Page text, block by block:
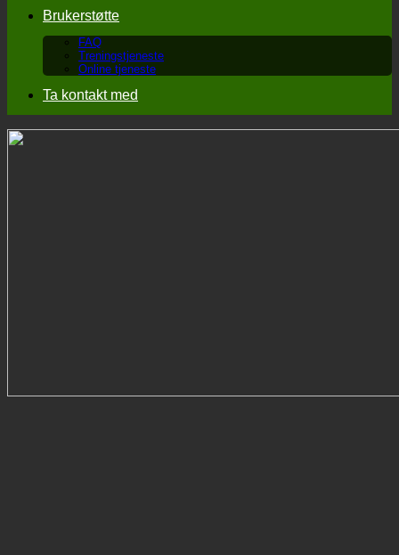
Brukerstøtte
FAQ
Treningstjeneste
Online tjeneste
Ta kontakt med